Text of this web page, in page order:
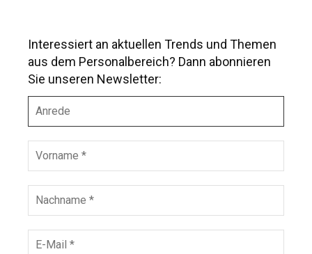
Interessiert an aktuellen Trends und Themen
aus dem Personalbereich? Dann abonnieren
Sie unseren Newsletter:
r
e
e
r
n
m
c
h